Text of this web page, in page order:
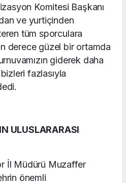
Komitesi Başkanı
ve yurtiçinden
tüm sporculara
derece güzel bir ortamda
giderek daha
fazlasıyla
ULUSLARARASI
İl Müdürü Muzaffer
önemli